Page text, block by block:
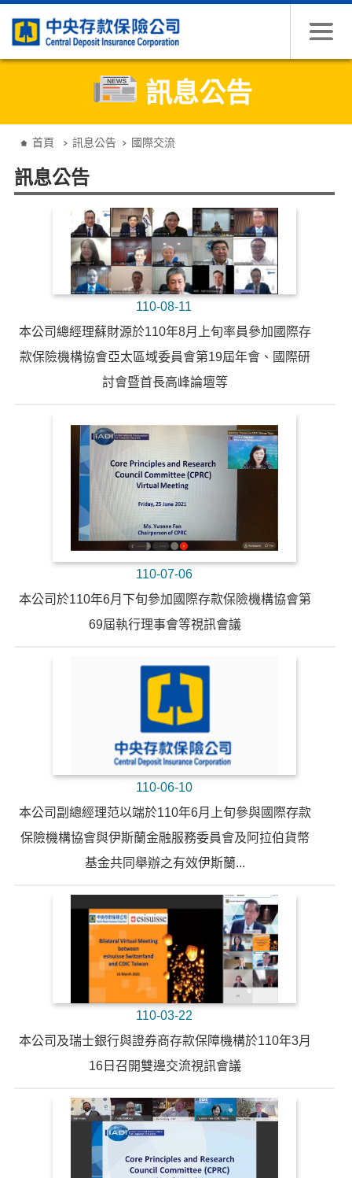
訊息公告
首頁 訊息公告 國際交流
訊息公告
110-08-11
本公司總經理蘇財源於110年8月上旬率員參加國際存
款保險機構協會亞太區域委員會第19屆年會、國際研
討會暨首長高峰論壇等
110-07-06
本公司於110年6月下旬參加國際存款保險機構協會第
69屆執行理事會等視訊會議
110-06-10
本公司副總經理范以端於110年6月上旬參與國際存款
保險機構協會與伊斯蘭金融服務委員會及阿拉伯貨幣
基金共同舉辦之有效伊斯蘭...
110-03-22
本公司及瑞士銀行與證券商存款保障機構於110年3月
16日召開雙邊交流視訊會議